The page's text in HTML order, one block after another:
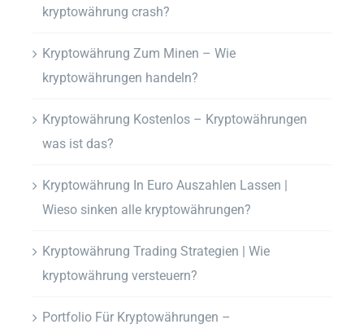
kryptowährung crash?
Kryptowährung Zum Minen – Wie
kryptowährungen handeln?
Kryptowährung Kostenlos – Kryptowährungen
was ist das?
Kryptowährung In Euro Auszahlen Lassen |
Wieso sinken alle kryptowährungen?
Kryptowährung Trading Strategien | Wie
kryptowährung versteuern?
Portfolio Für Kryptowährungen –